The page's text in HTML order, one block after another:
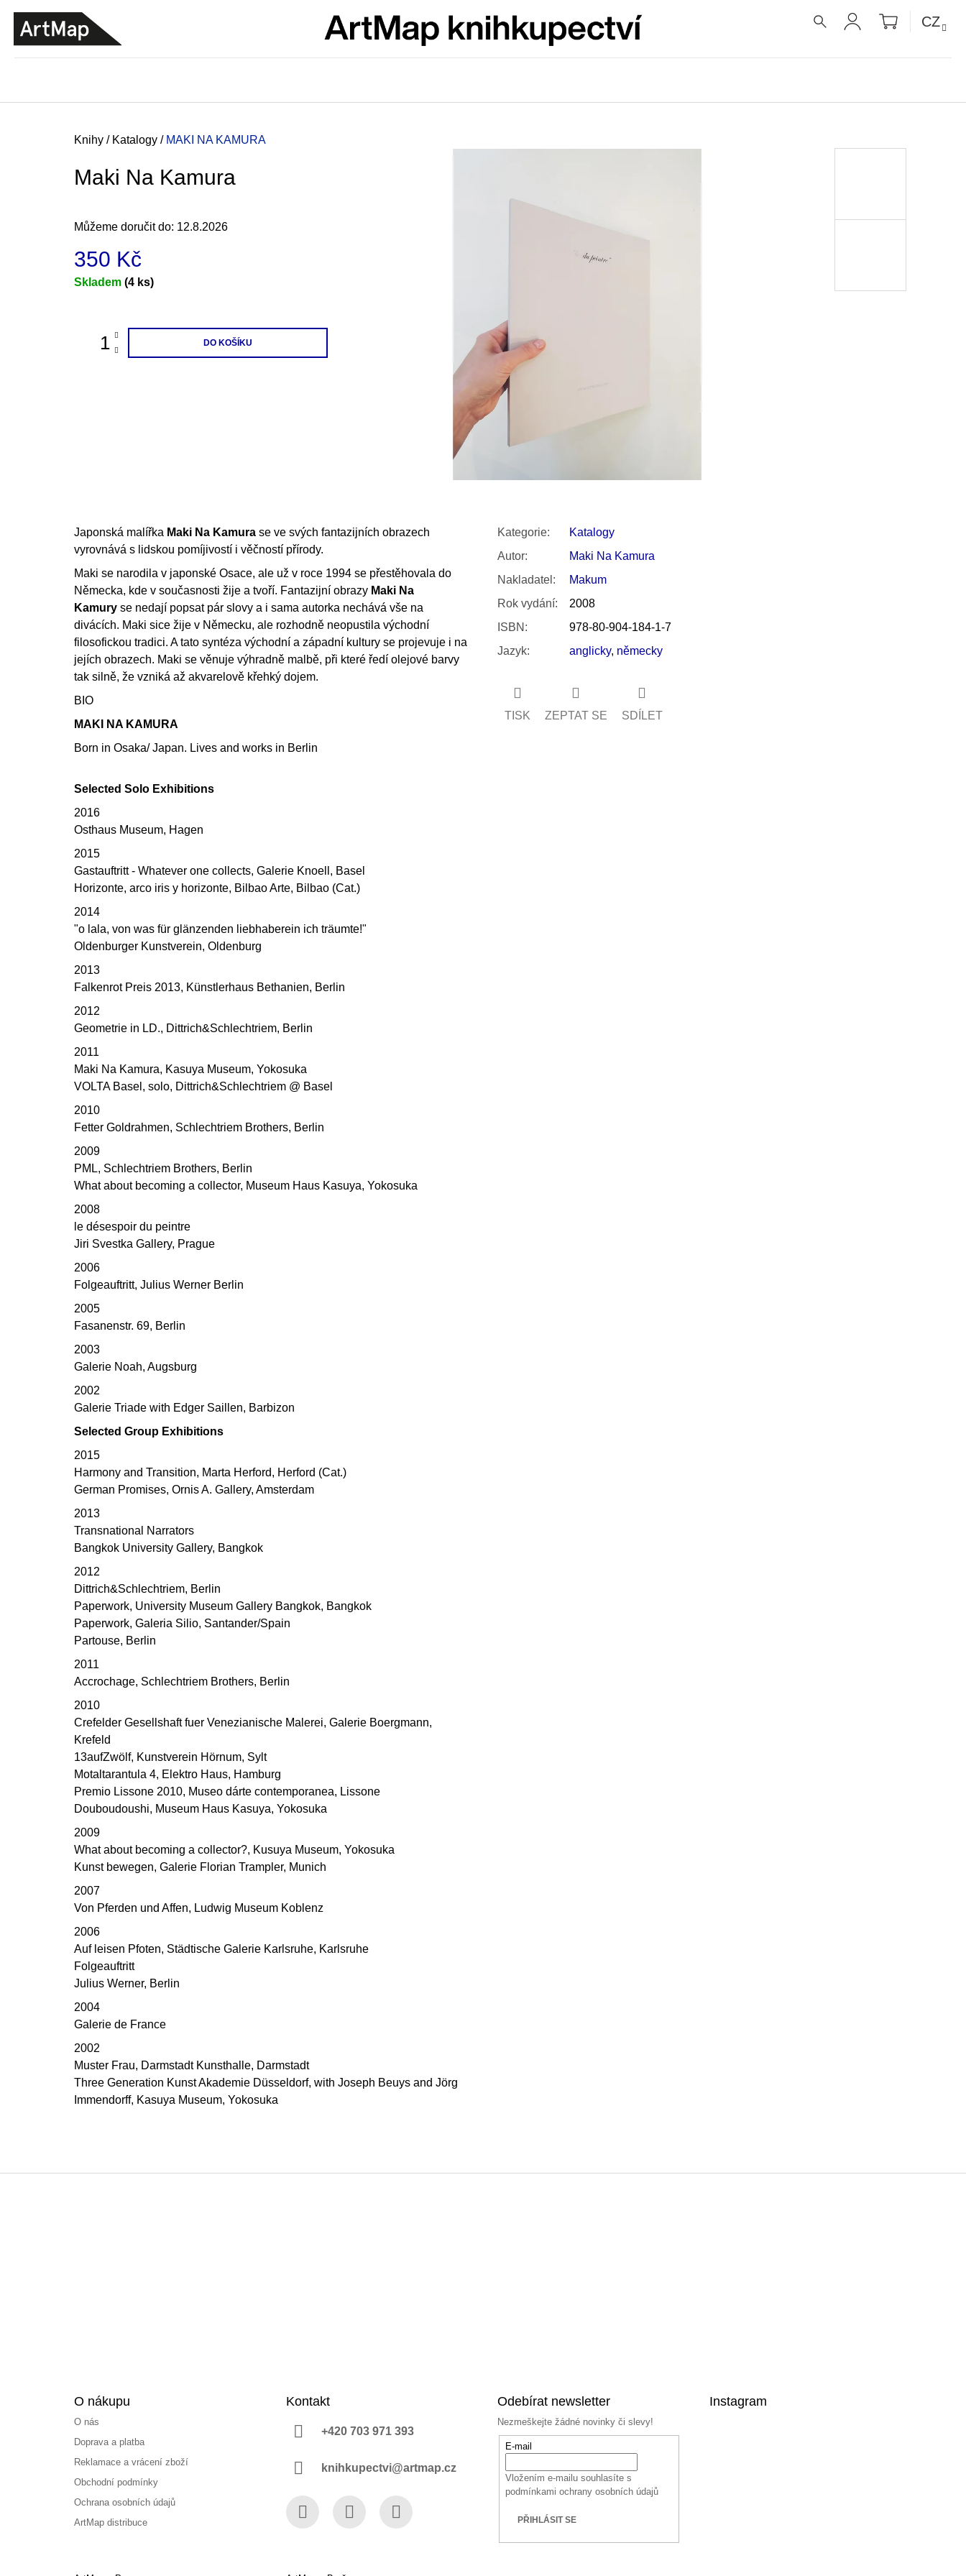
PŘIHLÁŠENÍ
NÁKUPNÍ
KOŠÍK
CZ
Domů
Knihy / Katalogy / MAKI NA KAMURA
Maki Na Kamura
Můžeme doručit do: 12.8.2026
350 Kč
Měrná
Skladem (4 ks)
DO KOŠÍKU
Japonská malířka Maki Na Kamura se ve svých fantazijních obrazech
vyrovnává s lidskou pomíjivostí i věčností přírody.
Maki se narodila v japonské Osace, ale už v roce 1994 se přestěhovala do
Německa, kde v současnosti žije a tvoří. Fantazijní obrazy Maki Na
Kamury se nedají popsat pár slovy a i sama autorka nechává vše na
divácích. Maki sice žije v Německu, ale rozhodně neopustila východní
filosofickou tradici. A tato syntéza východní a západní kultury se projevuje i na
jejích obrazech. Maki se věnuje výhradně malbě, při které ředí olejové barvy
tak silně, že vzniká až akvarelově křehký dojem.
BIO
MAKI NA KAMURA
Born in Osaka/ Japan. Lives and works in Berlin
Selected Solo Exhibitions
2016
Osthaus Museum, Hagen
2015
Gastauftritt - Whatever one collects, Galerie Knoell, Basel
Horizonte, arco iris y horizonte, Bilbao Arte, Bilbao (Cat.)
2014
"o lala, von was für glänzenden liebhaberein ich träumte!"
Oldenburger Kunstverein, Oldenburg
2013
Falkenrot Preis 2013, Künstlerhaus Bethanien, Berlin
2012
Geometrie in LD., Dittrich&Schlechtriem, Berlin
2011
Maki Na Kamura, Kasuya Museum, Yokosuka
VOLTA Basel, solo, Dittrich&Schlechtriem @ Basel
2010
Fetter Goldrahmen, Schlechtriem Brothers, Berlin
2009
PML, Schlechtriem Brothers, Berlin
What about becoming a collector, Museum Haus Kasuya, Yokosuka
2008
le désespoir du peintre
Jiri Svestka Gallery, Prague
2006
Folgeauftritt, Julius Werner Berlin
2005
Fasanenstr. 69, Berlin
2003
Galerie Noah, Augsburg
2002
Galerie Triade with Edger Saillen, Barbizon
Selected Group Exhibitions
2015
Harmony and Transition, Marta Herford, Herford (Cat.)
German Promises, Ornis A. Gallery, Amsterdam
2013
Transnational Narrators
Bangkok University Gallery, Bangkok
2012
Dittrich&Schlechtriem, Berlin
Paperwork, University Museum Gallery Bangkok, Bangkok
Paperwork, Galeria Silio, Santander/Spain
Partouse, Berlin
2011
Accrochage, Schlechtriem Brothers, Berlin
2010
Crefelder Gesellshaft fuer Venezianische Malerei, Galerie Boergmann,
Krefeld
13aufZwölf, Kunstverein Hörnum, Sylt
Motaltarantula 4, Elektro Haus, Hamburg
Premio Lissone 2010, Museo dárte contemporanea, Lissone
Douboudoushi, Museum Haus Kasuya, Yokosuka
2009
What about becoming a collector?, Kusuya Museum, Yokosuka
Kunst bewegen, Galerie Florian Trampler, Munich
2007
Von Pferden und Affen, Ludwig Museum Koblenz
2006
Auf leisen Pfoten, Städtische Galerie Karlsruhe, Karlsruhe
Folgeauftritt
Julius Werner, Berlin
2004
Galerie de France
2002
Muster Frau, Darmstadt Kunsthalle, Darmstadt
Three Generation Kunst Akademie Düsseldorf, with Joseph Beuys and Jörg
Immendorff, Kasuya Museum, Yokosuka
Kategorie:
Katalogy
Autor:
Maki Na Kamura
Nakladatel :
Makum
Rok vydání:
2008
ISBN :
978-80-904-184-1-7
Jazyk: anglicky, německy
TISK ZEPTAT SE SDÍLET
ZPĚT
DO
OBCHODU
ZPĚT
DO
OBCHODU
200 Kč
O nákupu
O nás
Doprava a platba
Reklamace a vrácení zboží
Obchodní podmínky
Ochrana osobních údajů
ArtMap distribuce
Kontakt
+420 703 971 393
knihkupectvi@artmap.cz
Odebírat newsletter
Nezmeškejte žádné novinky či slevy!
E-mail
Vložením e-mailu souhlasíte s
podmínkami ochrany osobních údajů
PŘIHLÁSIT SE
Instagram